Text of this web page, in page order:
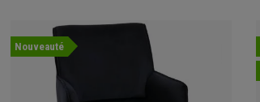
Nouveauté